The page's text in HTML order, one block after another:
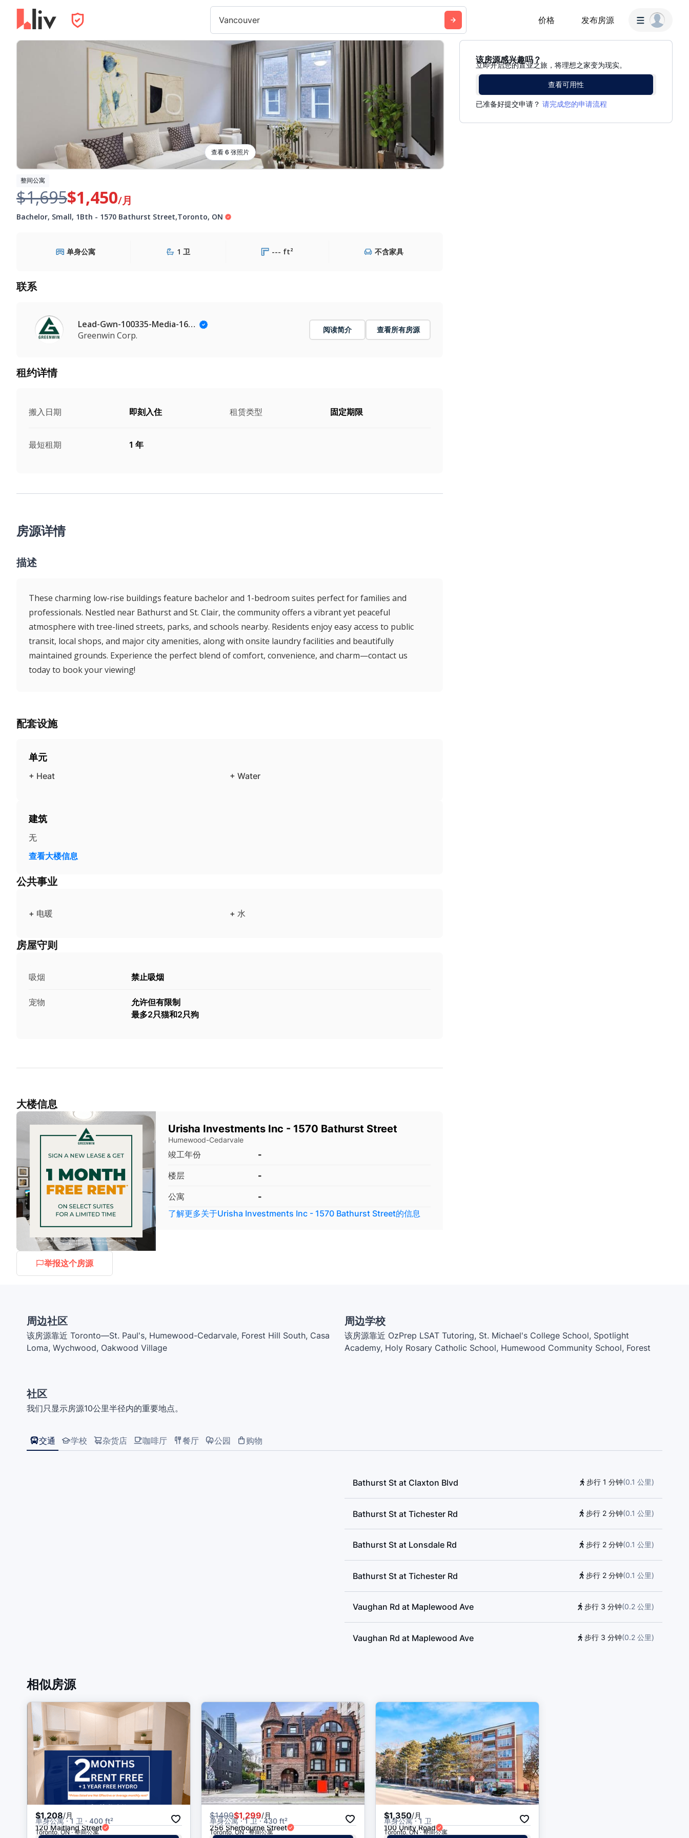
Vancouver 价格 发布房源
查看 6 张照片
整间公寓
$1,695$1,450/月
Bachelor, Small, 1Bth - 1570 Bathurst Street,Toronto, ON
单身公寓 1 卫 --- ft² 不含家具
联系
Lead-Gwn-100335-Media-164@Leadmanaging.com
Greenwin Corp.
阅读简介 查看所有房源
租约详情
搬入日期 即刻入住 租赁类型 固定期限
最短租期 1 年
房源详情
描述
These charming low-rise buildings feature bachelor and 1-bedroom suites perfect for families and
professionals. Nestled near Bathurst and St. Clair, the community offers a vibrant yet peaceful
atmosphere with tree-lined streets, parks, and schools nearby. Residents enjoy easy access to public
transit, local shops, and major city amenities, along with onsite laundry facilities and beautifully
maintained grounds. Experience the perfect blend of comfort, convenience, and charm—contact us
today to book your viewing!
配套设施
单元
+ Heat + Water
建筑
无
查看大楼信息
公共事业
+ 电暖 + 水
房屋守则
吸烟 禁止吸烟
宠物
允许但有限制
最多2只猫和2只狗
大楼信息
Urisha Investments Inc - 1570 Bathurst Street
Humewood-Cedarvale
竣工年份 -
楼层 -
公寓
-
了解更多关于Urisha Investments Inc - 1570 Bathurst Street的信息
举报这个房源
该房源感兴趣吗？
立即开启您的置业之旅，将理想之家变为现实。
查看可用性
已准备好提交申请？ 请完成您的申请流程
周边社区
该房源靠近 Toronto—St. Paul's, Humewood-Cedarvale, Forest Hill South, Casa
Loma, Wychwood, Oakwood Village
周边学校
该房源靠近 OzPrep LSAT Tutoring, St. Michael's College School, Spotlight
Academy, Holy Rosary Catholic School, Humewood Community School, Forest
社区
我们只显示房源10公里半径内的重要地点。
交通 学校 杂货店 咖啡厅 餐厅 公园 购物
Bathurst St at Claxton Blvd 步行 1 分钟(0.1 公里)
Bathurst St at Tichester Rd 步行 2 分钟(0.1 公里)
Bathurst St at Lonsdale Rd 步行 2 分钟(0.1 公里)
Bathurst St at Tichester Rd 步行 2 分钟(0.1 公里)
Vaughan Rd at Maplewood Ave 步行 3 分钟(0.2 公里)
Vaughan Rd at Maplewood Ave 步行 3 分钟(0.2 公里)
Vaughan Rd at Louise Ave
Bathurst St at St Clair Ave West
Bathurst St at Heathdale Rd
Bathurst St at St Clair Ave West
Bathurst St at Heathdale Rd
相似房源
$1,208/月
单身公寓 · 1 卫 · 400 ft²
120 Maitland Street
Toronto, ON · 整间公寓
$1499$1,299/月
单身公寓 · 1 卫 · 430 ft²
256 Sherbourne Street
Toronto, ON · 整间公寓
$1,350/月
单身公寓 · 1 卫
100 Unity Road
Toronto, ON · 整间公寓